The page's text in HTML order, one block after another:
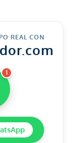
REAL CON
1